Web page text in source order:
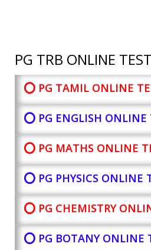
PG TRB ONLINE
⭕ PG TAMIL ONLINE
⭕ PG ENGLISH ONLINE
⭕ PG MATHS ONLINE
⭕ PG PHYSICS ONLINE
⭕ PG CHEMISTRY
⭕ PG BOTANYONLINE